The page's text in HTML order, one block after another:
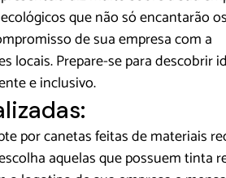
que não só encantarão os
de sua empresa com a
locais. Prepare-se para descobrir
e inclusivo.
por canetas feitas de materiais
aquelas que possuem tinta